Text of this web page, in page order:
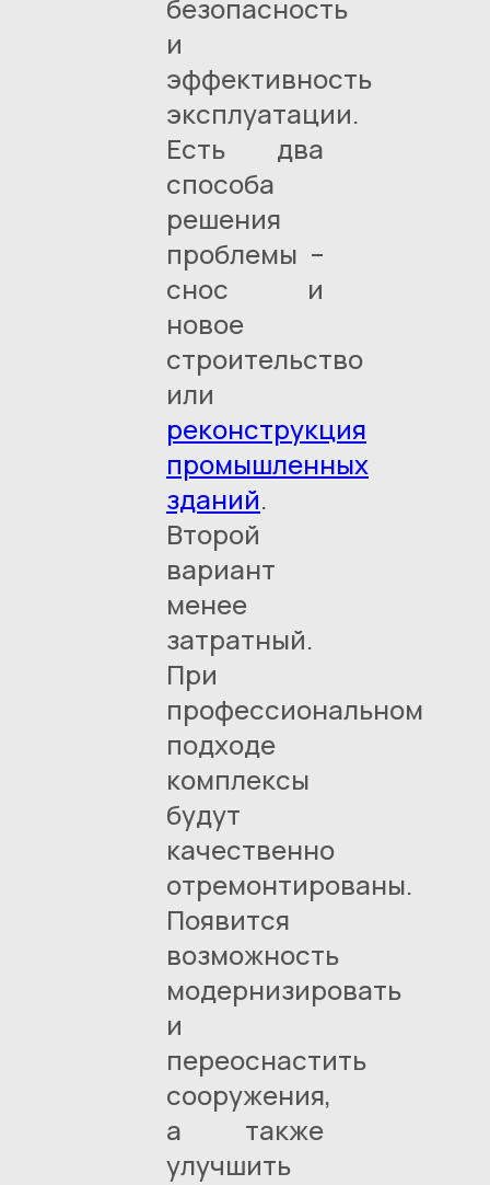
безопасность
и
эффективность
эксплуатации.
Есть два
способа
решения
проблемы –
снос и
новое
строительство
или
реконструкция
промышленных
зданий.
Второй
вариант
менее
затратный.
При
профессиональном
подходе
комплексы
будут
качественно
отремонтированы.
Появится
возможность
модернизировать
и
переоснастить
сооружения,
а также
улучшить